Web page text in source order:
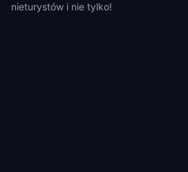
nieturystów i nie tylko!